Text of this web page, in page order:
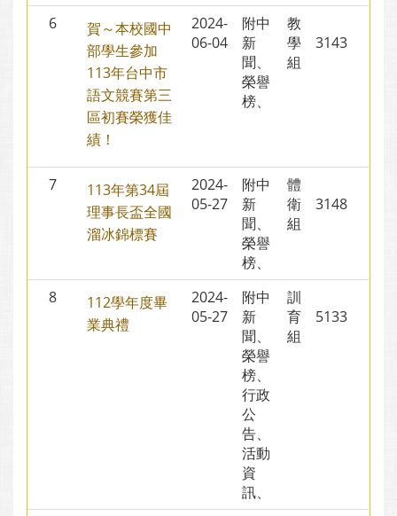
6
賀～本校國中
部學生參加
113年台中市
語文競賽第三
區初賽榮獲佳
績！
2024-
06-04
附中
新
聞、
榮譽
榜、
教
學
組
3143
7
113年第34屆
理事長盃全國
溜冰錦標賽
2024-
05-27
附中
新
聞、
榮譽
榜、
體
衛
組
3148
8
112學年度畢
業典禮
2024-
05-27
附中
新
聞、
榮譽
榜、
行政
公
告、
活動
資
訊、
訓
育
組
5133